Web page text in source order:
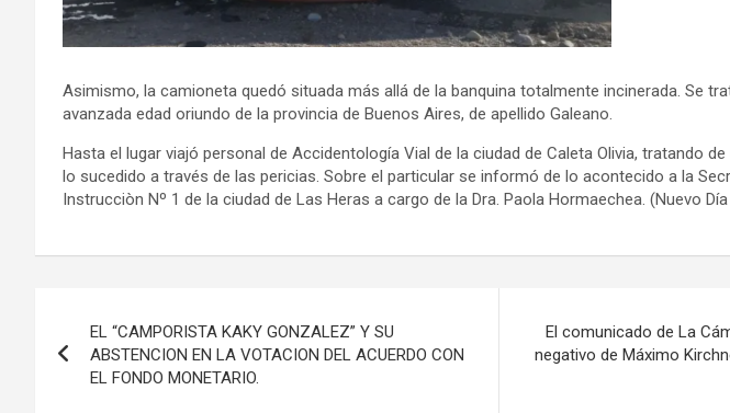
Asimismo, la camioneta quedó situada más allá de la banquina totalmente incinerada. Se
avanzada edad oriundo de la provincia de Buenos Aires, de apellido Galeano.
Hasta el lugar viajó personal de Accidentología Vial de la ciudad de Caleta Olivia, tratando
lo sucedido a través de las pericias. Sobre el particular se informó de lo acontecido a la
Instrucciòn Nº 1 de la ciudad de Las Heras a cargo de la Dra. Paola Hormaechea. (Nuevo
de
EL “CAMPORISTA KAKY GONZALEZ” Y SU
ABSTENCION EN LA VOTACION DEL ACUERDO CON
EL FONDO MONETARIO.
El comunicado de La
negativo de Máximo